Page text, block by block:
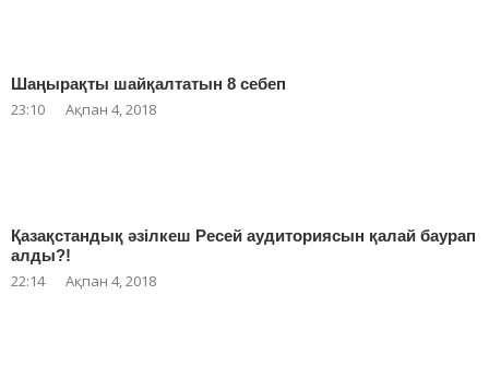
Шаңырақты шайқалтатын 8 себеп
23:10 Ақпан 4, 2018
Қазақстандық әзілкеш Ресей аудиториясын қалай баурап
алды?!
22:14 Ақпан 4, 2018